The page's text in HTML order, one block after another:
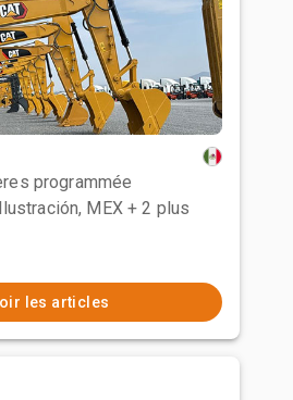
programmée
MEX + 2 plus
les articles